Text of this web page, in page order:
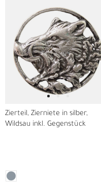
Zierteil, Zierniete in silber,
Wildsau inkl. Gegenstück